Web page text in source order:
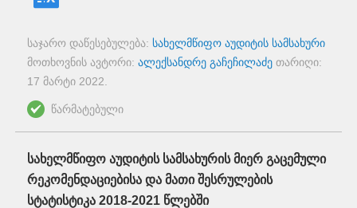
საჯარო დაწესებულება: სახელმწიფო აუდიტის სამსახური
მოთხოვნის ავტორი: ალექსანდრე გაჩეჩილაძე თარიღი:
17 მარტი 2022
წარმატებული
სახელმწიფო აუდიტის სამსახურის მიერ გაცემული
რეკომენდაციებისა და მათი შესრულების
სტატისტიკა 2018-2021 წლებში